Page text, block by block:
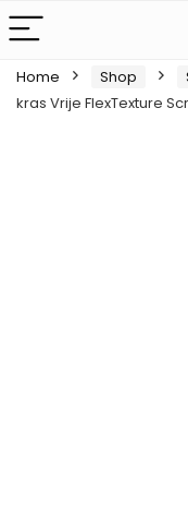
Home Shop
kras Vrije FlexTexture